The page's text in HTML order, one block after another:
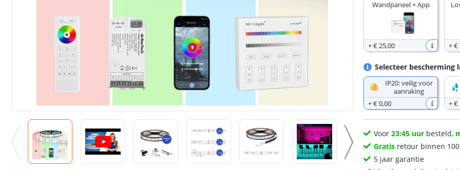
Wandpaneel + App
+€ 25,00 +€
Selecteer bescherming
IP20: veilig voor
aanraking
+€ 0,00
+€
Voor23:45 uur besteld,
Gratis retour binnen
5 jaar garantie